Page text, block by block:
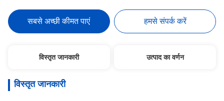
सबसे अच्छी कीमत पाएं हमसे संपर्क करें
विस्तृत जानकारी उत्पाद का वर्णन
विस्तृत जानकारी